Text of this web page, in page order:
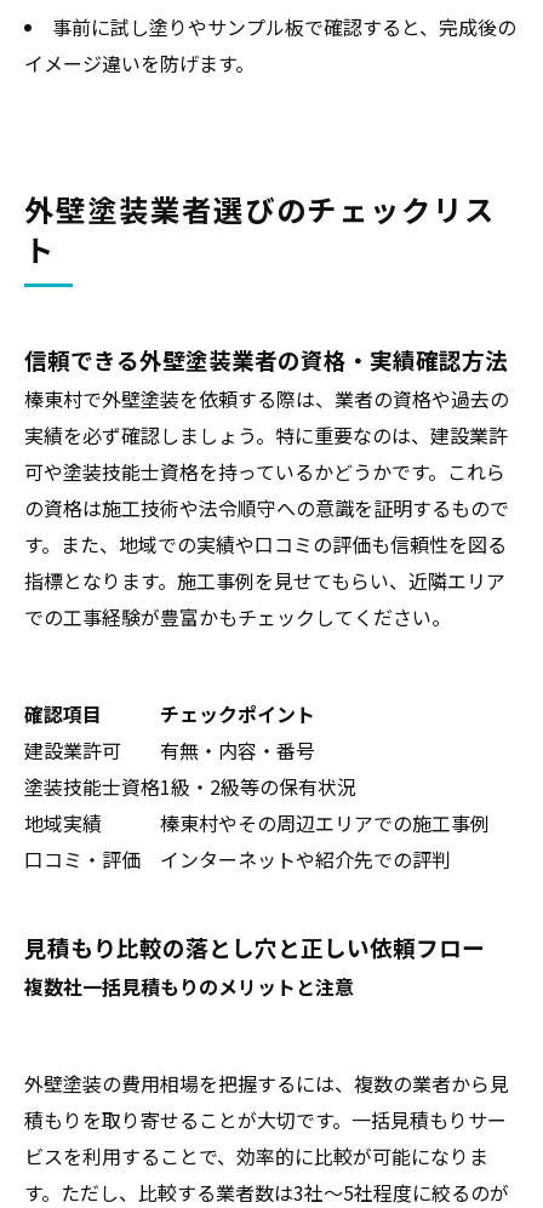
事前に試し塗りやサンプル板で確認すると、完成後の
イメージ違いを防げます。
外壁塗装業者選びのチェックリス
ト
信頼できる外壁塗装業者の資格・実績確認方法
榛東村で外壁塗装を依頼する際は、業者の資格や過去の
実績を必ず確認しましょう。特に重要なのは、建設業許
可や塗装技能士資格を持っているかどうかです。これら
の資格は施工技術や法令順守への意識を証明するもので
す。また、地域での実績や口コミの評価も信頼性を図る
指標となります。施工事例を見せてもらい、近隣エリア
での工事経験が豊富かもチェックしてください。
確認項目
チェックポイント
建設業許可
有無・内容・番号
塗装技能士資格1級・2級等の保有状況
地域実績
榛東村やその周辺エリアでの施工事例
口コミ・評価
インターネットや紹介先での評判
見積もり比較の落とし穴と正しい依頼フロー
複数社一括見積もりのメリットと注意
外壁塗装の費用相場を把握するには、複数の業者から見
積もりを取り寄せることが大切です。一括見積もりサー
ビスを利用することで、効率的に比較が可能になりま
す。ただし、比較する業者数は3社～5社程度に絞るのが